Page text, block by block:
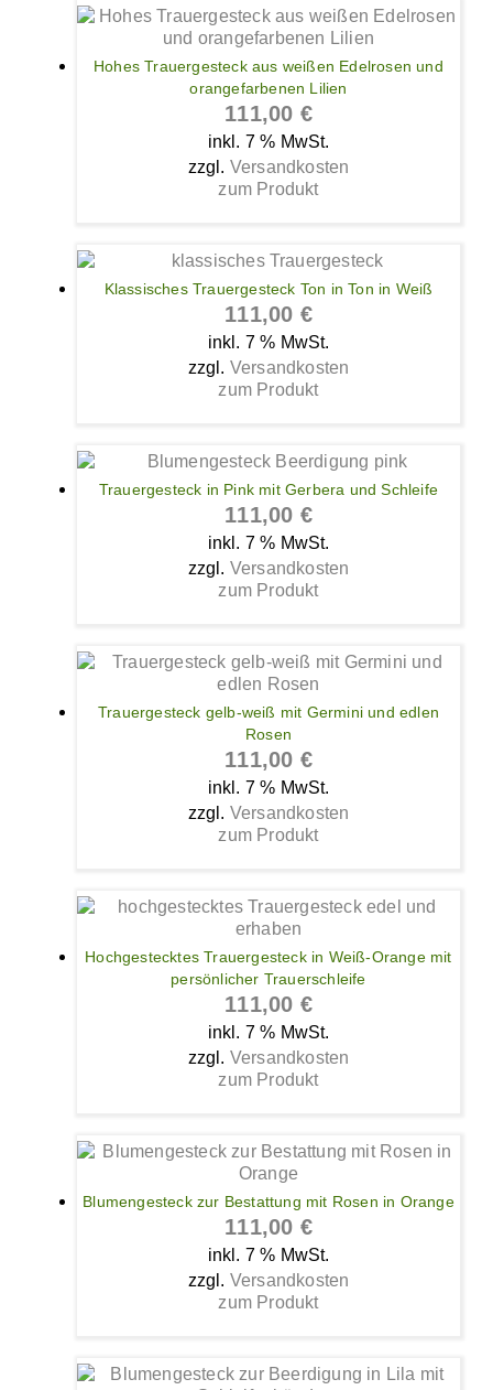
Hohes Trauergesteck aus weißen Edelrosen und
orangefarbenen Lilien
111,00 €
inkl. 7 % MwSt.
zzgl. Versandkosten
zum Produkt
Klassisches Trauergesteck Ton in Ton in Weiß
111,00 €
inkl. 7 % MwSt.
zzgl. Versandkosten
zum Produkt
Trauergesteck in Pink mit Gerbera und Schleife
111,00 €
inkl. 7 % MwSt.
zzgl. Versandkosten
zum Produkt
Trauergesteck gelb-weiß mit Germini und edlen
Rosen
111,00 €
inkl. 7 % MwSt.
zzgl. Versandkosten
zum Produkt
Hochgestecktes Trauergesteck in Weiß-Orange mit
persönlicher Trauerschleife
111,00 €
inkl. 7 % MwSt.
zzgl. Versandkosten
zum Produkt
Blumengesteck zur Bestattung mit Rosen in Orange
111,00 €
inkl. 7 % MwSt.
zzgl. Versandkosten
zum Produkt